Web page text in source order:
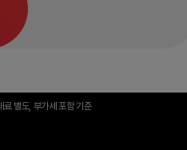
별도, 부가세 포함 기준